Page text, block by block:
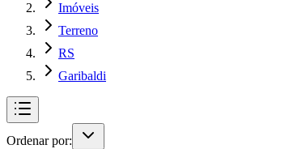
Imóveis
Terreno
RS
Garibaldi
Ordenar por: